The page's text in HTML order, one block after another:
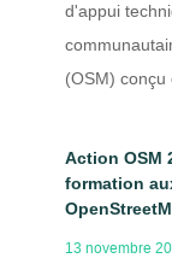
d'appui
(OSM)
Action OSM
formation
13 novembre